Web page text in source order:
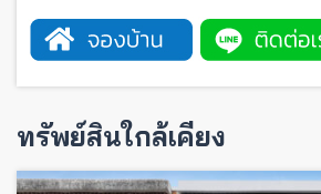
ทรัพย์สินใกล้เคียง